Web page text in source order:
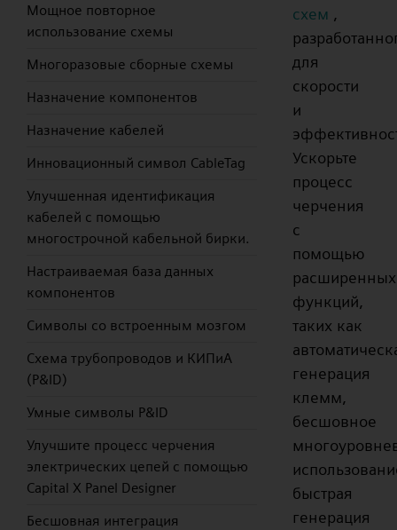
Мощное повторное
использование схемы
Многоразовые сборные схемы
Назначение компонентов
Назначение кабелей
Инновационный символ CableTag
Улучшенная идентификация
кабелей с помощью
многострочной кабельной бирки.
Настраиваемая база данных
компонентов
Символы со встроенным мозгом
Схема трубопроводов и КИПиА
(P&ID)
Умные символы P&ID
Улучшите процесс черчения
электрических цепей с помощью
Capital X Panel Designer
Бесшовная интеграция
схем ,
для
скорости
и
Ускорьте
процесс
черчения
с
помощью
расширенных
функций,
таких как
генерация
клемм,
бесшовное
быстрая
генерация